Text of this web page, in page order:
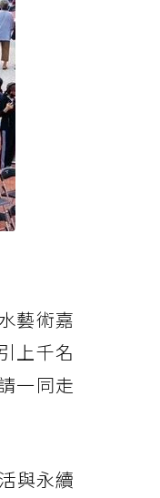
藝術嘉
上千名
一同走
與永續